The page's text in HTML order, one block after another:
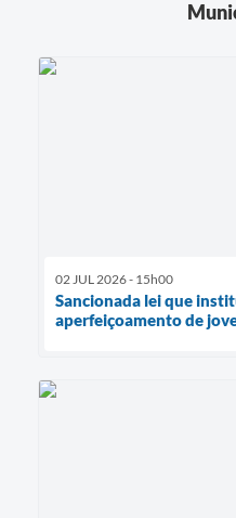
02 JUL 2026 - 15h00
Sancionada lei que
aperfeiçoamento de